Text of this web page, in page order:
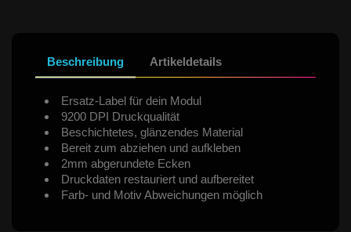
Beschreibung Artikeldetails
Ersatz-Label für dein Modul
9200 DPI Druckqualität
Beschichtetes, glänzendes Material
Bereit zum abziehen und aufkleben
2mm abgerundete Ecken
Druckdaten restauriert und aufbereitet
Farb- und Motiv Abweichungen möglich